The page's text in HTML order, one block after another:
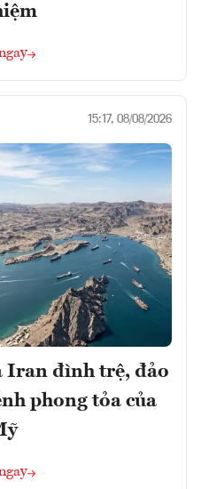
15:17, 08/08/2026
Iran đình trệ, đảo
phong tỏa của